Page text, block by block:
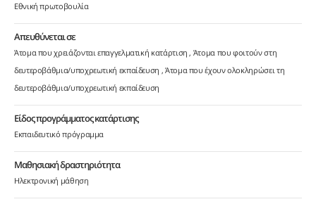
Εθνική πρωτοβουλία
Απευθύνεται σε
Άτομα που χρειάζονται επαγγελματική κατάρτιση Άτομα που φοιτούν στη
δευτεροβάθμια/υποχρεωτική εκπαίδευση Άτομα που έχουν ολοκληρώσει τη
δευτεροβάθμια/υποχρεωτική εκπαίδευση
Είδος προγράμματος κατάρτισης
Εκπαιδευτικό πρόγραμμα
Μαθησιακή δραστηριότητα
Ηλεκτρονική μάθηση